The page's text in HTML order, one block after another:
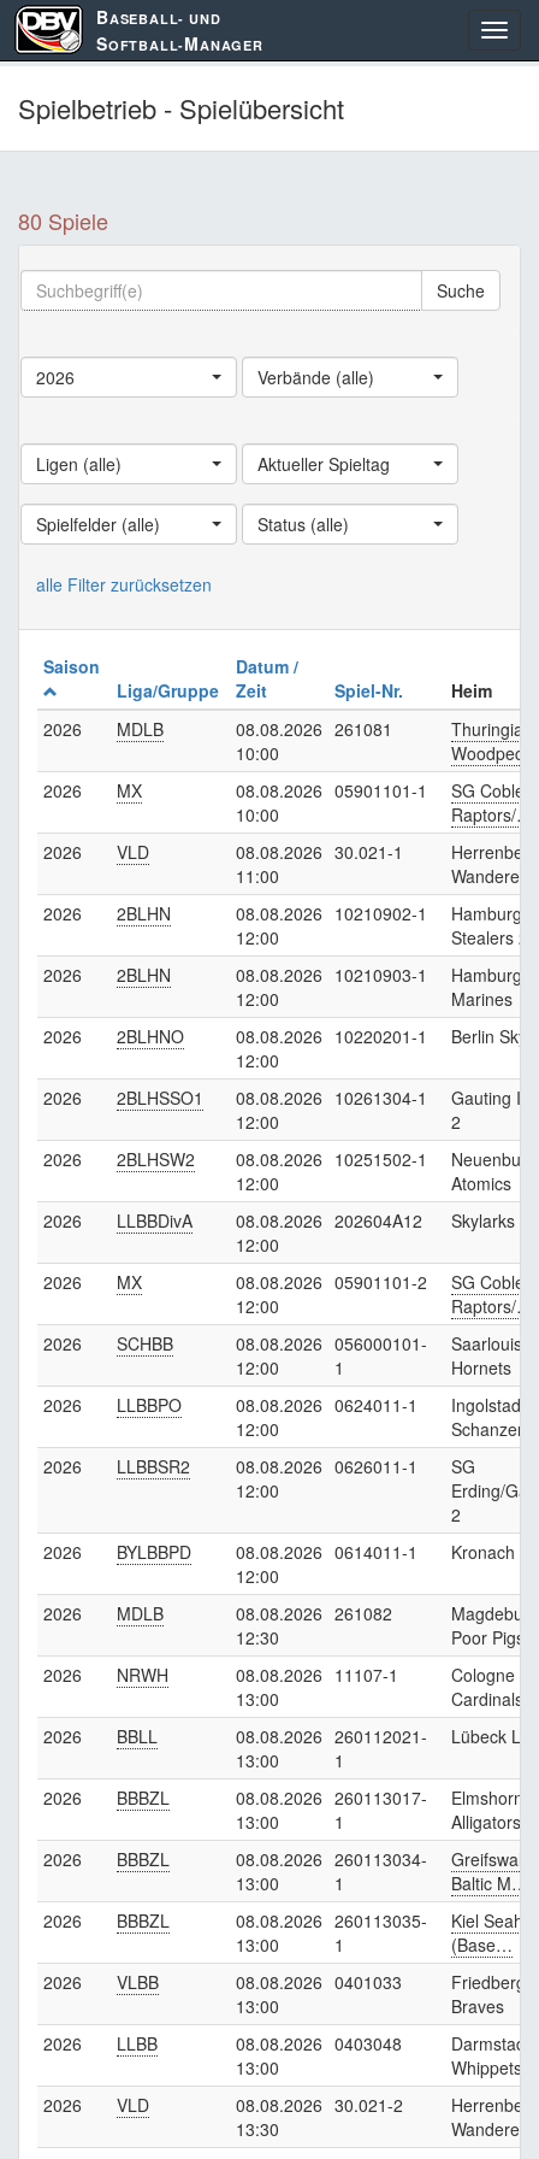
BASEBALL- UND
SOFTBALL-MANAGER
Spielbetrieb - Spielübersicht
80 Spiele
Suche
2026 Verbände (alle)
Ligen (alle) Aktueller Spieltag
Spielfelder (alle) Status (alle)
alle Filter zurücksetzen
Saison
Liga/Gruppe
Datum /
Zeit
Spiel-Nr.
Heim
2026
MDLB
08.08.2026
10:00
261081
Thuringian
2026
MX
08.08.2026
10:00
05901101-1
SG
Raptors/…
2026
VLD
08.08.2026
11:00
30.021-1
Herrenberg
Wanderers
2026
2BLHN
08.08.2026
12:00
10210902-1
Hamburg
Stealers 2
2026
2BLHN
08.08.2026
12:00
10210903-1
Hamburg
Marines
2026
2BLHNO
08.08.2026
12:00
10220201-1 Berlin
2026 2BLHSSO1
08.08.2026
12:00
10261304-1
Gauting
2
2026
2BLHSW2
08.08.2026
12:00
10251502-1
Neuenburg
Atomics
2026
LLBBDivA
08.08.2026
12:00
202604A12 Skylarks 3
2026 MX
08.08.2026
12:00
05901101-2
SG
Raptors/…
2026
SCHBB
08.08.2026
12:00
056000101-
1
Saarlouis
Hornets
2026
LLBBPO
08.08.2026
12:00
0624011-1
Ingolstadt
Schanzer
2026
LLBBSR2
08.08.2026
12:00
0626011-1
SG
Erding/
2
2026
BYLBBPD
08.08.2026
12:00
0614011-1 Kronach
2026 MDLB
08.08.2026
12:30
261082
Magdeburg
Poor Pigs
2026
NRWH
08.08.2026
13:00
11107-1
Cologne
Cardinals 3
2026
BBLL
08.08.2026
13:00
260112021-
1
Lübeck
2026 BBBZL
08.08.2026
13:00
260113017-
1
Elmshorn
Alligators
2026
BBBZL
08.08.2026
13:00
260113034-
1
Greifswald
Baltic M…
2026
BBBZL
08.08.2026
13:00
260113035-
1
Kiel
(Base…
2026
VLBB
08.08.2026
13:00
0401033
Friedberg
Braves
2026
LLBB
08.08.2026
13:00
0403048
Darmstadt
Whippets 3
2026
VLD
08.08.2026
13:30
30.021-2
Herrenberg
Wanderers